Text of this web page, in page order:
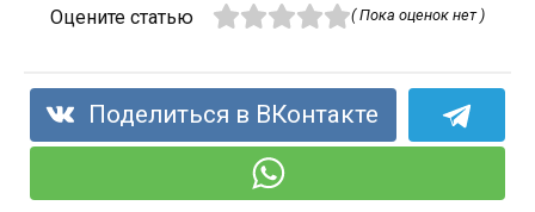
Оцените статью ( Пока оценок нет )
Поделиться в ВКонтакте